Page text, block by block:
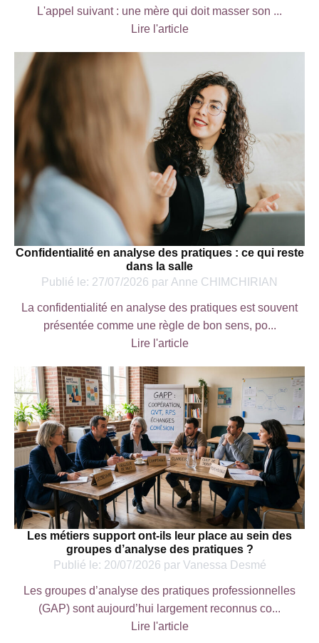
L'appel suivant : une mère qui doit masser son ...
Lire l'article
Confidentialité en analyse des pratiques : ce qui reste
dans la salle
Publié le: 27/07/2026 par Anne CHIMCHIRIAN
La confidentialité en analyse des pratiques est souvent
présentée comme une règle de bon sens, po...
Lire l'article
Les métiers support ont-ils leur place au sein des
groupes d’analyse des pratiques ?
Publié le: 20/07/2026 par Vanessa Desmé
Les groupes d’analyse des pratiques professionnelles
(GAP) sont aujourd’hui largement reconnus co...
Lire l'article